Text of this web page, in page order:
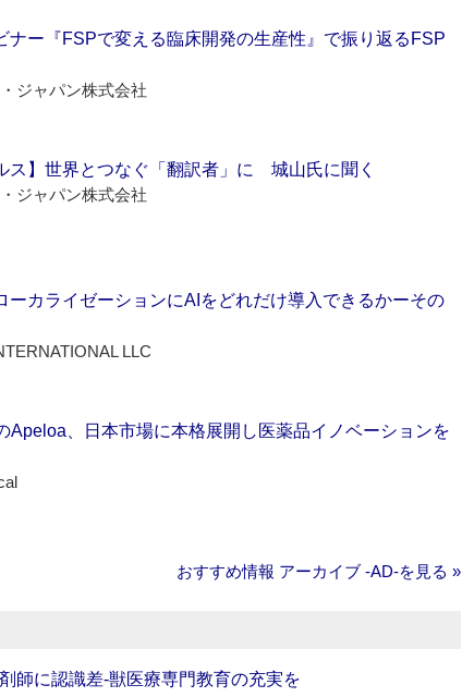
ナー『FSPで変える臨床開発の生産性』で振り返るFSP
ジャパン株式会社
ス】世界とつなぐ「翻訳者」に 城山氏に聞く
ジャパン株式会社
ーカライゼーションにAIをどれだけ導入できるかーその
LLC
Apeloa、日本市場に本格展開し医薬品イノベーションを
おすすめ情報 アーカイブ ‐AD‐を見る »
師に認識差‐獣医療専門教育の充実を